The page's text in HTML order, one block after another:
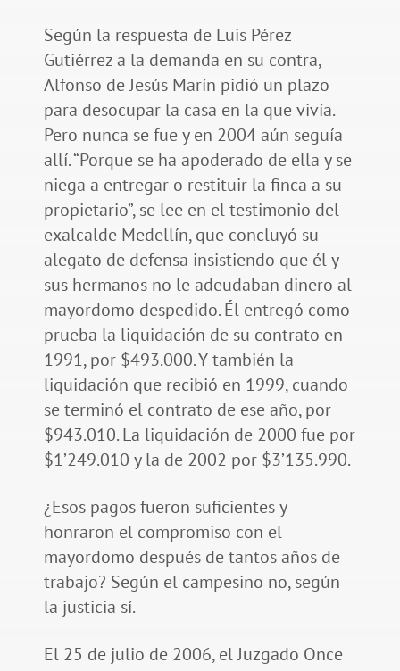
Según la respuesta de Luis Pérez
Gutiérrez a la demanda en su contra,
Alfonso de Jesús Marín pidió un plazo
para desocupar la casa en la que vivía.
Pero nunca se fue y en 2004 aún seguía
allí. “Porque se ha apoderado de ella y se
niega a entregar o restituir la finca a su
propietario”, se lee en el testimonio del
exalcalde Medellín, que concluyó su
alegato de defensa insistiendo que él y
sus hermanos no le adeudaban dinero al
mayordomo despedido. Él entregó como
prueba la liquidación de su contrato en
1991, por $493.000. Y también la
liquidación que recibió en 1999, cuando
se terminó el contrato de ese año, por
$943.010. La liquidación de 2000 fue por
$1’249.010 y la de 2002 por $3’135.990.
¿Esos pagos fueron suficientes y
honraron el compromiso con el
mayordomo después de tantos años de
trabajo? Según el campesino no, según
la justicia sí.
El 25 de julio de 2006, el Juzgado Once